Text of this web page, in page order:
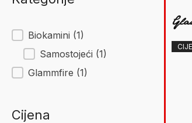
New Facet
Biokamini (1)
Samostojeći (1)
Glammfire (1)
Cijena